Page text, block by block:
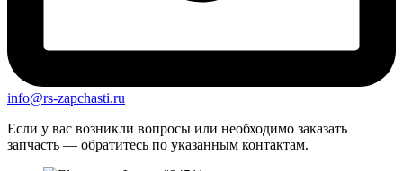
info@rs-zapchasti.ru
Если у вас возникли вопросы или необходимо заказать
запчасть — обратитесь по указанным контактам.